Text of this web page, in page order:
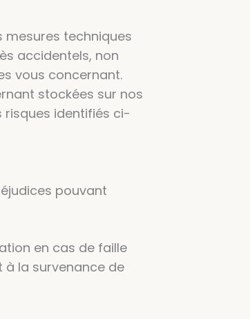
mesures techniques
accidentels, non
vous concernant.
stockées sur nos
risques identifiés ci-
pouvant
en cas de faille
à la survenance de